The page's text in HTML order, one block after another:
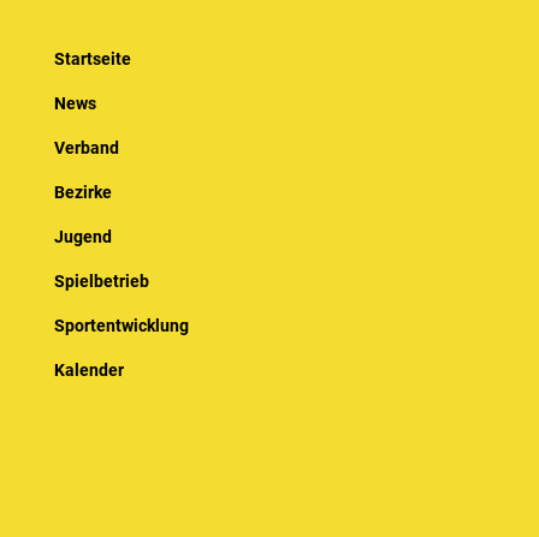
Startseite
News
Verband
Bezirke
Jugend
Spielbetrieb
Sportentwicklung
Kalender